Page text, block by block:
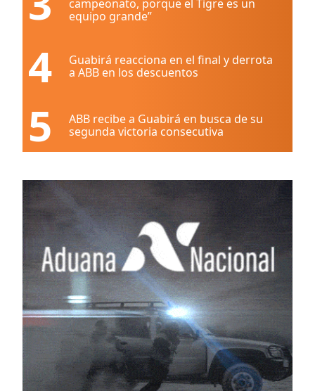
campeonato, porque el Tigre es un
equipo grande”
4
Guabirá reacciona en el final y derrota
a ABB en los descuentos
5
ABB recibe a Guabirá en busca de su
segunda victoria consecutiva